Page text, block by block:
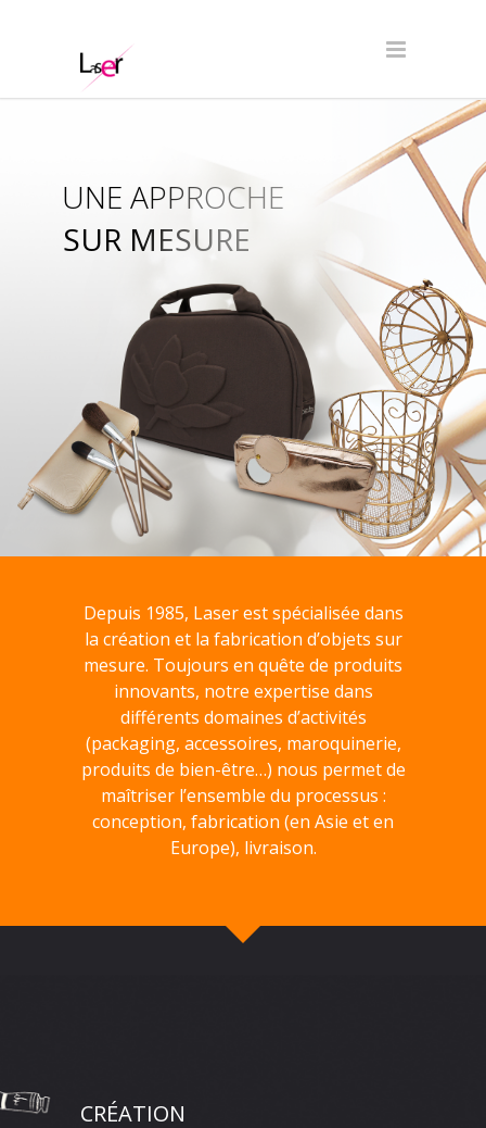
SUR MESURE
UNE APPROCHE
Depuis 1985, Laser est spécialisée dans
la création et la fabrication d’objets sur
mesure. Toujours en quête de produits
innovants, notre expertise dans
différents domaines d’activités
(packaging, accessoires, maroquinerie,
produits de bien-être…) nous permet de
maîtriser l’ensemble du processus :
conception, fabrication (en Asie et en
Europe), livraison.
CRÉATION